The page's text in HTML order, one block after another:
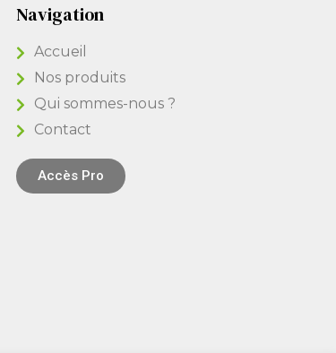
Navigation
Accueil
Nos produits
Qui sommes-nous ?
Contact
Accès Pro